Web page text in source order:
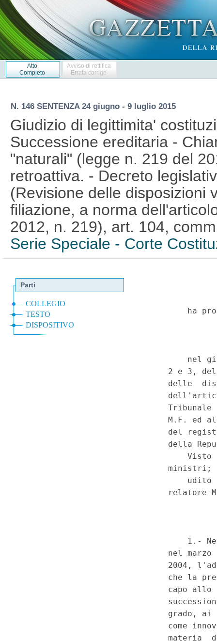
Atto
Completo
Avviso di rettifica
Errata corrige
N. 146 SENTENZA 24 giugno - 9 luglio 2015
Giudizio di legittimita'
Successione ereditaria -
"naturali" (legge n. 219 del
retroattiva. - Decreto
(Revisione delle disposizioni
filiazione, a norma
2012, n. 219), art. 104,
Serie Speciale - Corte